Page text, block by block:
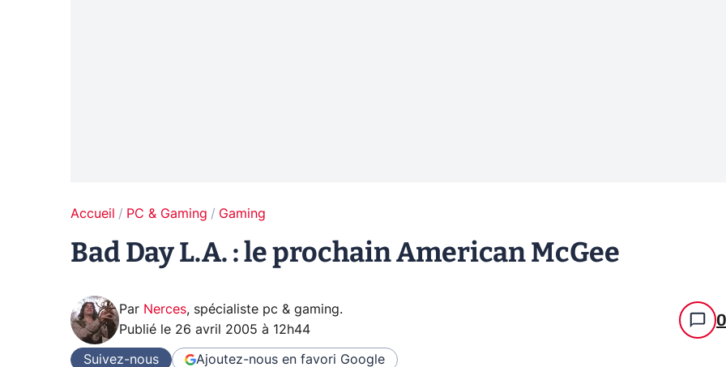
Accueil PC & Gaming Gaming
Bad Day L.A. : le prochain American McGee
Par Nerces, spécialiste pc & gaming.
Publié le 26 avril 2005 à 12h44 0
Suivez-nous Ajoutez-nous en favori Google